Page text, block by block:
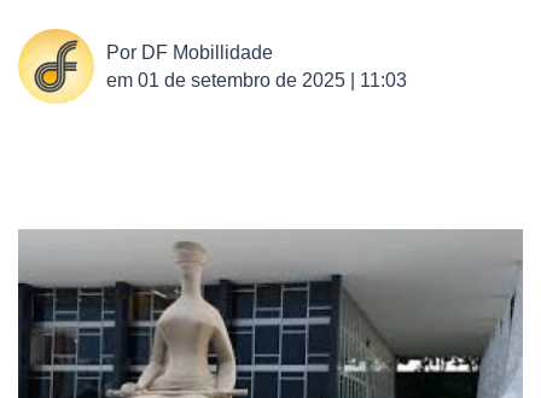
Por DF Mobillidade
em 01 de setembro de 2025 | 11:03